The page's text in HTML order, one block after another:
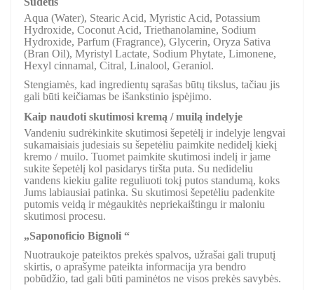
Aqua (Water), Stearic Acid, Myristic Acid, Potassium
Hydroxide, Coconut Acid, Triethanolamine, Sodium
Hydroxide, Parfum (Fragrance), Glycerin, Oryza Sativa
(Bran Oil), Myristyl Lactate, Sodium Phytate, Limonene,
Hexyl cinnamal, Citral, Linalool, Geraniol.
Stengiamės, kad ingredientų sąrašas būtų tikslus, tačiau jis
gali būti keičiamas be išankstinio įspėjimo.
Kaip naudoti skutimosi kremą / muilą indelyje
Vandeniu sudrėkinkite skutimosi šepetėlį ir indelyje lengvai
sukamaisiais judesiais su šepetėliu paimkite nedidelį kiekį
kremo / muilo. Tuomet paimkite skutimosi indelį ir jame
sukite šepetėlį kol pasidarys tiršta puta. Su nedideliu
vandens kiekiu galite reguliuoti tokį putos standumą, koks
Jums labiausiai patinka. Su skutimosi šepetėliu padenkite
putomis veidą ir mėgaukitės nepriekaištingu ir maloniu
skutimosi procesu.
„Saponoficio Bignoli “
Nuotraukoje pateiktos prekės spalvos, užrašai gali truputį
skirtis, o aprašyme pateikta informacija yra bendro
pobūdžio, tad gali būti paminėtos ne visos prekės savybės.